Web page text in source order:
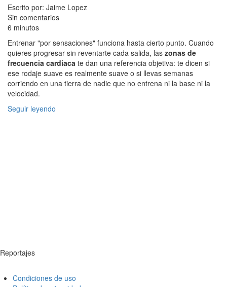
Escrito por: Jaime Lopez
Sin comentarios
6 minutos
Entrenar "por sensaciones" funciona hasta cierto punto. Cuando
quieres progresar sin reventarte cada salida, las zonas de
frecuencia cardiaca te dan una referencia objetiva: te dicen si
ese rodaje suave es realmente suave o si llevas semanas
corriendo en una tierra de nadie que no entrena ni la base ni la
velocidad.
Seguir leyendo
Reportajes
Condiciones de uso